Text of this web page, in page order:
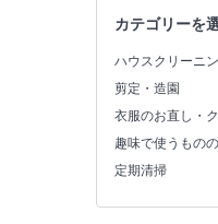
カテゴリーを
ハウスクリーニ
剪定・造園
衣服のお直し・
趣味で使うもの
定期清掃